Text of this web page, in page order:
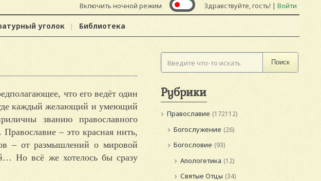
Включить ночной режим Здравствуйте, гость! | Войти
уголок Библиотека
что его ведёт один
где каждый желающий и умеющий
званию православного
– это красная нить,
– от размышлений о мировой
Но всё же хотелось бы сразу
Поиск
Рубрики
Православие (172112)
Богослужение (26)
Богословие (93)
Апологетика (12)
Святые Отцы (34)